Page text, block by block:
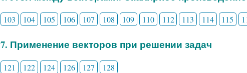
103 104 105 106 107 108 109 110 112 113 114 115
7. Применение векторов при решении задач
121 122 124 126 127 128